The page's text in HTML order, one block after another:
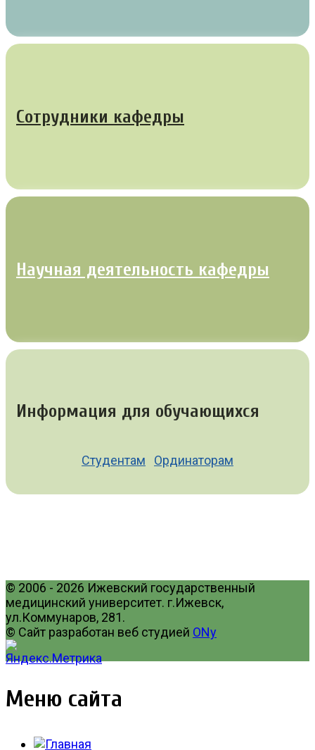
Сотрудники кафедры
Научная деятельность кафедры
Информация для обучающихся
Студентам Ординаторам
© 2006 - 2026 Ижевский государственный
медицинский университет. г.Ижевск,
ул.Коммунаров, 281.
© Сайт разработан веб студией ONy
Меню сайта